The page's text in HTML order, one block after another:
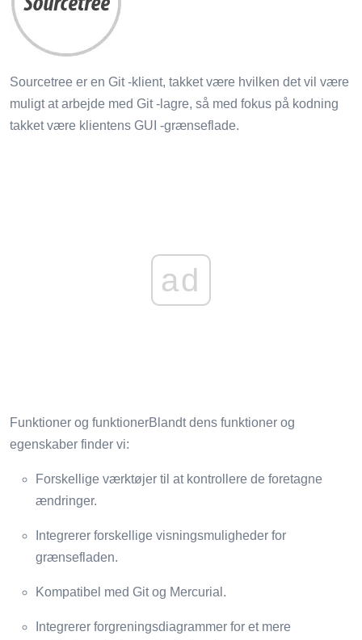
Sourcetree er en Git -klient, takket være hvilken det vil være
muligt at arbejde med Git -lagre, så med fokus på kodning
takket være klientens GUI -grænseflade.
ad
Funktioner og funktionerBlandt dens funktioner og
egenskaber finder vi:
Forskellige værktøjer til at kontrollere de foretagne
ændringer.
Integrerer forskellige visningsmuligheder for
grænsefladen.
Kompatibel med Git og Mercurial.
Integrerer forgreningsdiagrammer for et mere